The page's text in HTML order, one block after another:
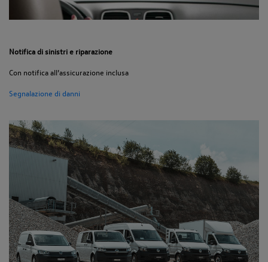
Notifica di sinistri e riparazione
Con notifica all’assicurazione inclusa
Segnalazione di danni